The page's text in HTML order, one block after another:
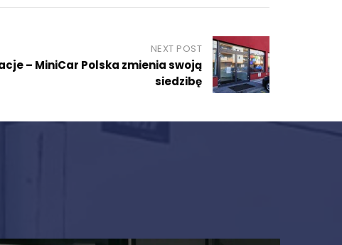
NEXT POST
– MiniCar Polska zmienia swoją
siedzibę